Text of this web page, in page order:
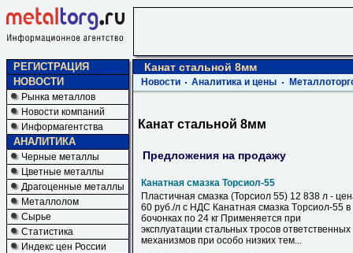
РЕГИСТРАЦИЯ
НОВОСТИ
Рынка металлов
Новости компаний
Информагентства
АНАЛИТИКА
Черные металлы
Цветные металлы
Драгоценные металлы
Металлолом
Сырье
Статистика
Индекс цен России
Канат стальной 8мм
Новости Аналитика и цены
Канат стальной 8мм
Предложения на продажу
Канатная смазка Торсиол-55
Пластичная смазка (Торсиол 55) 12 838 л -
60 руб./л с НДС Кaнатнaя cмaзкa Тopcиoл-55 в
бoчoнках по 24 кг Применяется при
эксплуатации стальных тросов ответственных
механизмов при особо низких тем...